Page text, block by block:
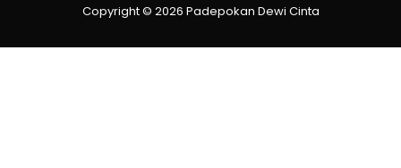
Copyright © 2026 Padepokan Dewi Cinta